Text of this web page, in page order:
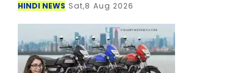
HINDI NEWS Sat,8 Aug 2026